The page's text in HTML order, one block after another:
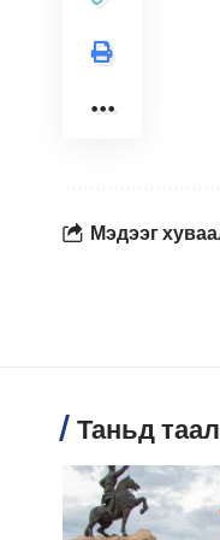
Мэдээг
Таньд